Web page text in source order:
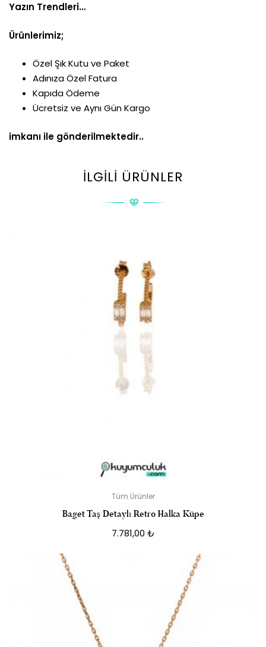
Yazın Trendleri…
Ürünlerimiz;
Özel Şık Kutu ve Paket
Adınıza Özel Fatura
Kapıda Ödeme
Ücretsiz ve Aynı Gün Kargo
imkanı ile gönderilmektedir..
İLGILI ÜRÜNLER
Tüm Ürünler
Baget Taş Detaylı Retro Halka Küpe
7.781,00 ₺